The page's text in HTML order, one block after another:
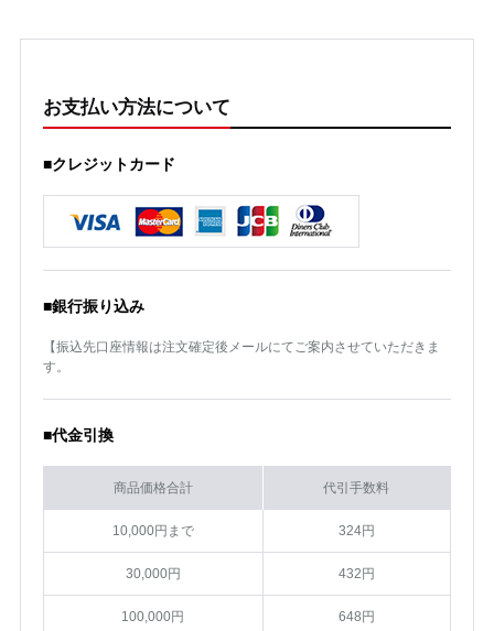
お支払い方法について
■クレジットカード
■銀行振り込み
【振込先口座情報は注文確定後メールにてご案内させていただきま
す。
■代金引換
商品価格合計 代引手数料
10,000円まで 324円
30,000円 432円
100,000円 648円